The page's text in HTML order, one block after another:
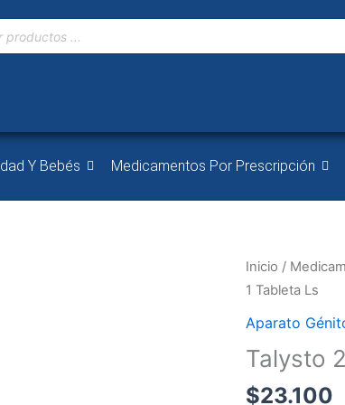
Y Bebés Medicamentos Por Prescripción
Inicio /
1 Tableta Ls
Aparato
Talysto
$23.100
Talysto
20
Tableta
Ls